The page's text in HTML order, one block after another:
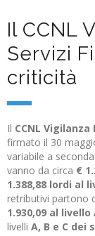
Il CCNL
Servizi
criticità
Il CCNL
firmato il 30
variabile a
vanno da circa €
1.388,88 lordi al
retributivi partono
1.930,09 al livello
livelli A, B e C dei